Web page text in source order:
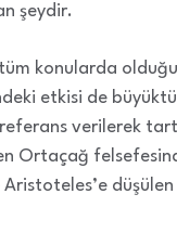
şeydir.
konularda
etkisi de
verilerek
Ortaçağ